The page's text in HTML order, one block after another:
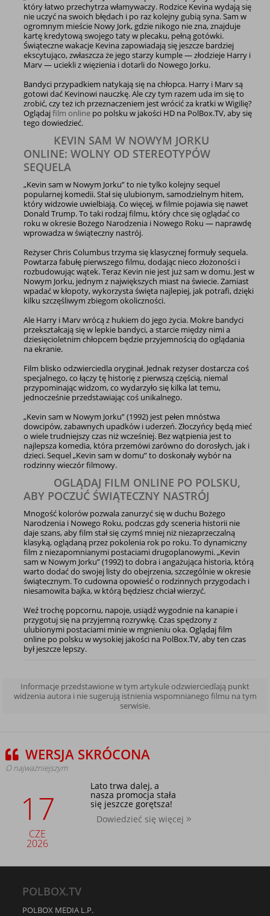
który łatwo przechytrza włamywaczy. Rodzice Kevina wydają się
nie uczyć na swoich błędach i po raz kolejny gubią syna. Sam w
ogromnym mieście Nowy Jork, gdzie nikogo nie zna, znajduje
kartę kredytową swojego taty w plecaku, pełną gotówki.
Świąteczne wakacje Kevina zapowiadają się jeszcze bardziej
ekscytująco, zwłaszcza że jego starzy kumple — złodzieje Harry i
Marv — uciekli z więzienia i dotarli do Nowego Jorku.
Bandyci przypadkiem natykają się na chłopca. Harry i Marv są
gotowi dać Kevinowi nauczkę. Ale czy tym razem uda im się to
zrobić, czy też ich przeznaczeniem jest wrócić za kratki w Wigilię?
Oglądajfilm online po polsku w jakości HD na PolBox.TV, aby się
tego dowiedzieć.
KEVIN SAM W NOWYM JORKU
ONLINE: WOLNY OD STEREOTYPÓW
SEQUELA
„Kevin sam w Nowym Jorku” to nie tylko kolejny sequel
popularnej komedii. Stał się ulubionym, samodzielnym hitem,
który widzowie uwielbiają. Co więcej, w filmie pojawia się nawet
Donald Trump. To taki rodzaj filmu, który chce się oglądać co
roku w okresie Bożego Narodzenia i Nowego Roku — naprawdę
wprowadza w świąteczny nastrój.
Reżyser Chris Columbus trzyma się klasycznej formuły sequela.
Powtarza fabułę pierwszego filmu, dodając nieco złożoności i
rozbudowując wątek. Teraz Kevin nie jest już sam w domu. Jest w
Nowym Jorku, jednym z największych miast na świecie. Zamiast
wpadać w kłopoty, wykorzysta święta najlepiej, jak potrafi, dzięki
kilku szczęśliwym zbiegom okoliczności.
Ale Harry i Marv wrócą z hukiem do jego życia. Mokre bandyci
przekształcają się w lepkie bandyci, a starcie między nimi a
dziesięcioletnim chłopcem będzie przyjemnością do oglądania
na ekranie.
Film blisko odzwierciedla oryginał. Jednak reżyser dostarcza coś
specjalnego, co łączy tę historię z pierwszą częścią, niemal
przypominając widzom, co wydarzyło się kilka lat temu,
jednocześnie przedstawiając coś unikalnego.
„Kevin sam w Nowym Jorku” (1992) jest pełen mnóstwa
dowcipów, zabawnych upadków i uderzeń. Złoczyńcy będą mieć
o wiele trudniejszy czas niż wcześniej. Bez wątpienia jest to
najlepsza komedia, która przemówi zarówno do dorosłych, jak i
dzieci. Sequel „Kevin sam w domu” to doskonały wybór na
rodzinny wieczór filmowy.
OGLĄDAJ FILM ONLINE PO POLSKU,
ABY POCZUĆ ŚWIĄTECZNY NASTRÓJ
Mnogość kolorów pozwala zanurzyć się w duchu Bożego
Narodzenia i Nowego Roku, podczas gdy sceneria historii nie
daje szans, aby film stał się czymś mniej niż niezaprzeczalną
klasyką, oglądaną przez pokolenia rok po roku. To dynamiczny
film z niezapomnianymi postaciami drugoplanowymi. „Kevin
sam w Nowym Jorku” (1992) to dobra i angażująca historia, którą
warto dodać do swojej listy do obejrzenia, szczególnie w okresie
świątecznym. To cudowna opowieść o rodzinnych przygodach i
niesamowita bajka, w którą będziesz chciał wierzyć.
Weź trochę popcornu, napoje, usiądź wygodnie na kanapie i
przygotuj się na przyjemną rozrywkę. Czas spędzony z
ulubionymi postaciami minie w mgnieniu oka. Oglądaj film
online po polsku w wysokiej jakości na PolBox.TV, aby ten czas
był jeszcze lepszy.
Informacje przedstawione w tym artykule odzwierciedlają punkt
widzenia autora i nie sugerują istnienia wspomnianego filmu na tym
serwisie.
WERSJA SKRÓCONA
O najważniejszym
17
CZE
2026
Lato trwa dalej, a
nasza promocja stała
się jeszcze gorętsza!
Dowiedzieć się więcej
POLBOX.TV
POLBOX MEDIA L.P.